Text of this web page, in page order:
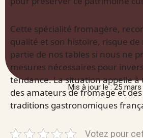
Mis à jour le : 25 mars
Cette spécialité fromagère,
qualité et son histoire, risque de
partie de nos tables si nous ne
mesures nécessaires pour
tendance. La situation appelle
des amateurs de fromage et
traditions gastronomiques
Votez pour